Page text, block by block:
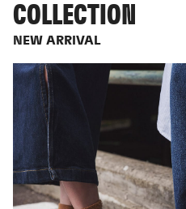
COLLECTION
NEW ARRIVAL